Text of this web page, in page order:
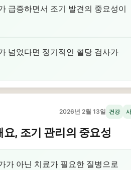
급증하면서 조기 발견의 중요성이
넘었다면 정기적인 혈당 검사가
2026년 2월 13일 건강
, 조기 관리의 중요성
가 아닌 치료가 필요한 질병으로